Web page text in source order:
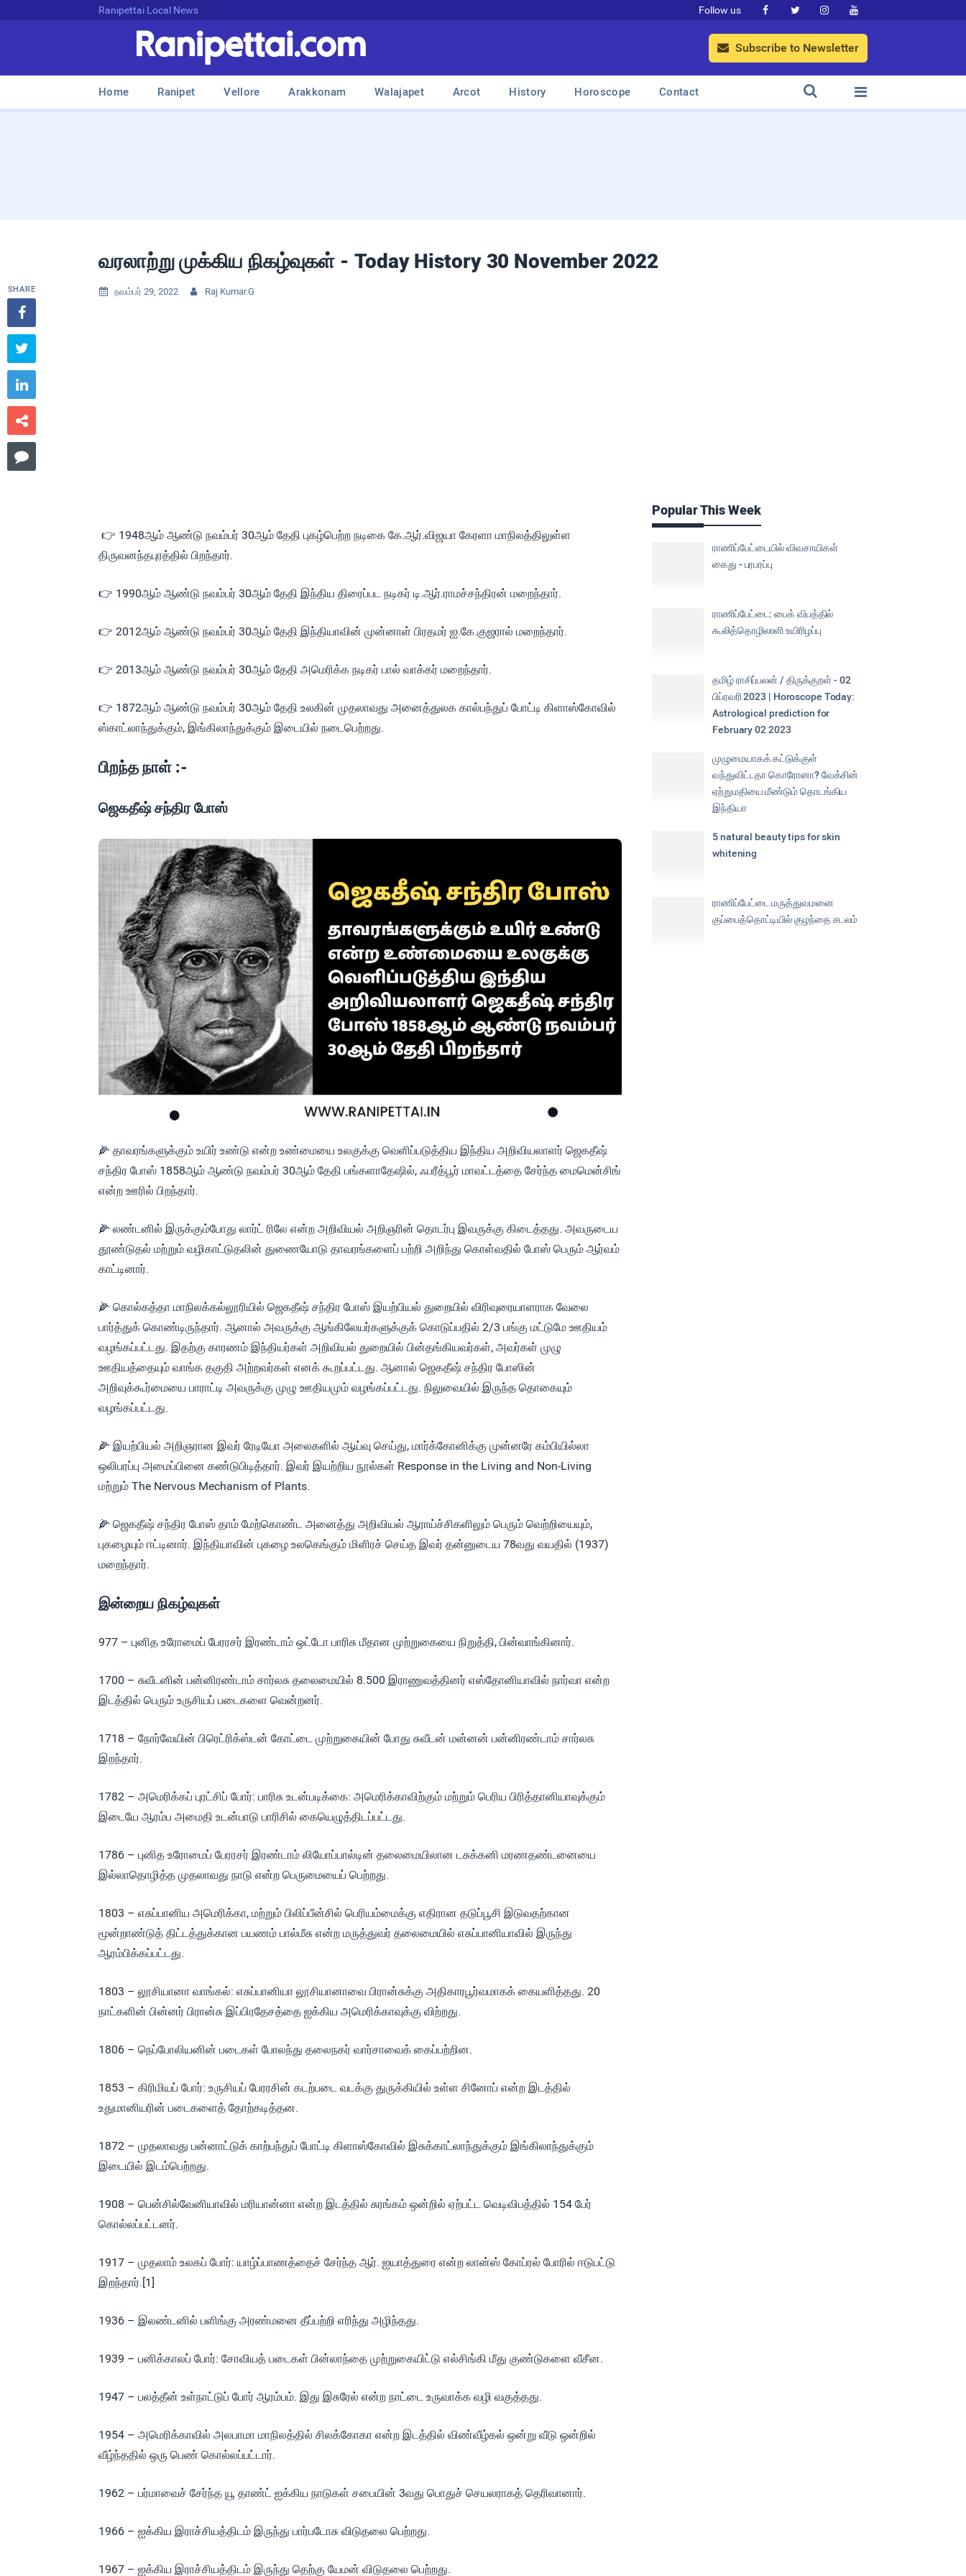
Ranipettai Local News Follow us    
 Subscribe to Newsletter
Home Ranipet Vellore Arakkonam Walajapet Arcot History Horoscope Contact 

வரலாற்று முக்கிய நிகழ்வுகள் - Today History 30 November 2022
 நவம்பர் 29, 2022  Raj Kumar.G
👉 1948ஆம் ஆண்டு நவம்பர் 30ஆம் தேதி புகழ்பெற்ற நடிகை கே.ஆர்.விஜயா கேரளா மாநிலத்திலுள்ள
திருவனந்தபுரத்தில் பிறந்தார்.
👉 1990ஆம் ஆண்டு நவம்பர் 30ஆம் தேதி இந்திய திரைப்பட நடிகர் டி.ஆர்.ராமச்சந்திரன் மறைந்தார்.
👉 2012ஆம் ஆண்டு நவம்பர் 30ஆம் தேதி இந்தியாவின் முன்னாள் பிரதமர் ஐ.கே.குஜரால் மறைந்தார்.
👉 2013ஆம் ஆண்டு நவம்பர் 30ஆம் தேதி அமெரிக்க நடிகர் பால் வாக்கர் மறைந்தார்.
👉 1872ஆம் ஆண்டு நவம்பர் 30ஆம் தேதி உலகின் முதலாவது அனைத்துலக கால்பந்துப் போட்டி கிளாஸ்கோவில்
ஸ்காட்லாந்துக்கும், இங்கிலாந்துக்கும் இடையில் நடைபெற்றது.
பிறந்த நாள் :-
ஜெகதீஷ் சந்திர போஸ்
🌽 தாவரங்களுக்கும் உயிர் உண்டு என்ற உண்மையை உலகுக்கு வெளிப்படுத்திய இந்திய அறிவியலாளர் ஜெகதீஷ்
சந்திர போஸ் 1858ஆம் ஆண்டு நவம்பர் 30ஆம் தேதி பங்களாதேஷில், ஃபரீத்பூர் மாவட்டத்தை சேர்ந்த மைமென்சிங்
என்ற ஊரில் பிறந்தார்.
🌽 லண்டனில் இருக்கும்போது லார்ட் ரிலே என்ற அறிவியல் அறிஞரின் தொடர்பு இவருக்கு கிடைத்தது. அவருடைய
தூண்டுதல் மற்றும் வழிகாட்டுதலின் துணையோடு தாவரங்களைப் பற்றி அறிந்து கொள்வதில் போஸ் பெரும் ஆர்வம்
காட்டினார்.
🌽 கொல்கத்தா மாநிலக்கல்லூரியில் ஜெகதீஷ் சந்திர போஸ் இயற்பியல் துறையில் விரிவுரையாளராக வேலை
பார்த்துக் கொண்டிருந்தார். ஆனால் அவருக்கு ஆங்கிலேயர்களுக்குக் கொடுப்பதில் 2/3 பங்கு மட்டுமே ஊதியம்
வழங்கப்பட்டது. இதற்கு காரணம் இந்தியர்கள் அறிவியல் துறையில் பின்தங்கியவர்கள், அவர்கள் முழு
ஊதியத்தையும் வாங்க தகுதி அற்றவர்கள் எனக் கூறப்பட்டது. ஆனால் ஜெகதீஷ் சந்திர போஸின்
அறிவுக்கூர்மையை பாராட்டி அவருக்கு முழு ஊதியமும் வழங்கப்பட்டது. நிலுவையில் இருந்த தொகையும்
வழங்கப்பட்டது.
🌽 இயற்பியல் அறிஞரான இவர் ரேடியோ அலைகளில் ஆய்வு செய்து, மார்க்கோனிக்கு முன்னரே கம்பியில்லா
ஒலிபரப்பு அமைப்பினை கண்டுபிடித்தார். இவர் இயற்றிய நூல்கள் Response in the Living and Non-Living
மற்றும் The Nervous Mechanism of Plants.
🌽 ஜெகதீஷ் சந்திர போஸ் தாம் மேற்கொண்ட அனைத்து அறிவியல் ஆராய்ச்சிகளிலும் பெரும் வெற்றியையும்,
புகழையும் ஈட்டினார். இந்தியாவின் புகழை உலகெங்கும் மிளிரச் செய்த இவர் தன்னுடைய 78வது வயதில் (1937)
மறைந்தார்.
இன்றைய நிகழ்வுகள்
977 – புனித உரோமைப் பேரரசர் இரண்டாம் ஒட்டோ பாரிசு மீதான முற்றுகையை நிறுத்தி, பின்வாங்கினார்.
1700 – சுவீடனின் பன்னிரண்டாம் சார்லசு தலைமையில் 8.500 இராணுவத்தினர் எஸ்தோனியாவில் நார்வா என்ற
இடத்தில் பெரும் உருசியப் படைகளை வென்றனர்.
1718 – நோர்வேயின் பிரெட்ரிக்ஸ்டன் கோட்டை முற்றுகையின் போது சுவீடன் மன்னன் பன்னிரண்டாம் சார்லசு
இறந்தார்.
1782 – அமெரிக்கப் புரட்சிப் போர்: பாரிசு உடன்படிக்கை: அமெரிக்காவிற்கும் மற்றும் பெரிய பிரித்தானியாவுக்கும்
இடையே ஆரம்ப அமைதி உடன்பாடு பாரிசில் கையெழுத்திடப்பட்டது.
1786 – புனித உரோமைப் பேரரசர் இரண்டாம் லியோப்பால்டின் தலைமையிலான டசுக்கனி மரணதண்டனையை
இல்லாதொழித்த முதலாவது நாடு என்ற பெருமையைப் பெற்றது.
1803 – எசுப்பானிய அமெரிக்கா, மற்றும் பிலிப்பீன்சில் பெரியம்மைக்கு எதிரான தடுப்பூசி இடுவதற்கான
மூன்றாண்டுத் திட்டத்துக்கான பயணம் பால்மீசு என்ற மருத்துவர் தலைமையில் எசுப்பானியாவில் இருந்து
ஆரம்பிக்கப்பட்டது.
1803 – லூசியானா வாங்கல்: எசுப்பானியா லூசியானாவை பிரான்சுக்கு அதிகாரபூர்வமாகக் கையளித்தது. 20
நாட்களின் பின்னர் பிரான்சு இப்பிரதேசத்தை ஐக்கிய அமெரிக்காவுக்கு விற்றது.
1806 – நெப்போலியனின் படைகள் போலந்து தலைநகர் வார்சாவைக் கைப்பற்றின.
1853 – கிரிமியப் போர்: உருசியப் பேரரசின் கடற்படை வடக்கு துருக்கியில் உள்ள சினோப் என்ற இடத்தில்
உதுமானியரின் படைகளைத் தோற்கடித்தன.
1872 – முதலாவது பன்னாட்டுக் காற்பந்துப் போட்டி கிளாஸ்கோவில் இசுக்காட்லாந்துக்கும் இங்கிலாந்துக்கும்
இடையில் இடம்பெற்றது.
1908 – பென்சில்வேனியாவில் மரியான்னா என்ற இடத்தில் சுரங்கம் ஒன்றில் ஏற்பட்ட வெடிவிபத்தில் 154 பேர்
கொல்லப்பட்டனர்.
1917 – முதலாம் உலகப் போர்: யாழ்ப்பாணத்தைச் சேர்ந்த ஆர். ஐயாத்துரை என்ற லான்ஸ் கோப்ரல் போரில் ஈடுபட்டு
இறந்தார்.[1]
1936 – இலண்டனில் பளிங்கு அரண்மனை தீப்பற்றி எரிந்து அழிந்தது.
1939 – பனிக்காலப் போர்: சோவியத் படைகள் பின்லாந்தை முற்றுகையிட்டு எல்சிங்கி மீது குண்டுகளை வீசீன.
1947 – பலத்தீன் உள்நாட்டுப் போர் ஆரம்பம். இது இசுரேல் என்ற நாட்டை உருவாக்க வழி வகுத்தது.
1954 – அமெரிக்காவில் அலபாமா மாநிலத்தில் சிலக்கோகா என்ற இடத்தில் விண்வீழ்கல் ஒன்று வீடு ஒன்றில்
வீழ்ந்ததில் ஒரு பெண் கொல்லப்பட்டார்.
1962 – பர்மாவைச் சேர்ந்த யூ தாண்ட் ஐக்கிய நாடுகள் சபையின் 3வது பொதுச் செயலராகத் தெரிவானார்.
1966 – ஐக்கிய இராச்சியத்திடம் இருந்து பார்படோசு விடுதலை பெற்றது.
1967 – ஐக்கிய இராச்சியத்திடம் இருந்து தெற்கு யேமன் விடுதலை பெற்றது.
SHARE





Popular This Week
ராணிப்பேட்டையில் விவசாயிகள்
கைது - பரபரப்பு
ராணிப்பேட்டை: பைக் விபத்தில்
கூலித்தொழிலாளி உயிரிழப்பு
தமிழ் ராசிப்பலன் / திருக்குறள் - 02
பிப்ரவரி 2023 | Horoscope Today:
Astrological prediction for
February 02 2023
முழுமையாகக் கட்டுக்குள்
வந்துவிட்டதா கொரோனா? வேக்சின்
ஏற்றுமதியை மீண்டும் தொடங்கிய
இந்தியா
5 natural beauty tips for skin
whitening
ராணிப்பேட்டை மருத்துவமனை
குப்பைத்தொட்டியில் குழந்தை சடலம்